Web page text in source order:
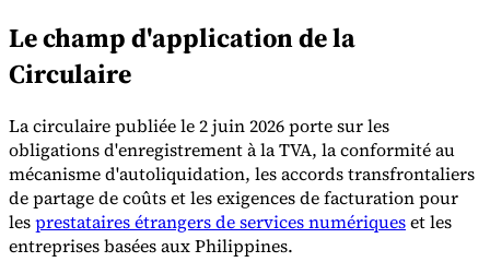
vente
Vérificateur de numéro de VAT
Suivi des obligations de
facturation électronique
Le champ d'application de la
Circulaire
La circulaire publiée le 2 juin 2026 porte sur les
obligations d'enregistrement à la TVA, la conformité au
mécanisme d'autoliquidation, les accords transfrontaliers
de partage de coûts et les exigences de facturation pour
lesprestataires étrangers de services numériqueset les
entreprises basées aux Philippines.